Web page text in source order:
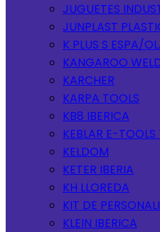
JUGUETES
JUNPLAST
K PLUS S ESPA/
KANGAROO
KARCHER
KARPA TOOLS
KB8 IBERICA
KEBLAR E-
KELDOM
KETER IBERIA
KH LLOREDA
KIT DE
KLEIN IBERICA